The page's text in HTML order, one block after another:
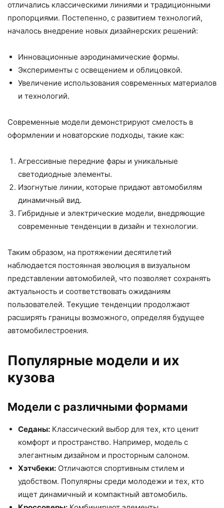
отличались классическими линиями и традиционными
пропорциями. Постепенно, с развитием технологий,
началось внедрение новых дизайнерских решений:
Инновационные аэродинамические формы.
Эксперименты с освещением и облицовкой.
Увеличение использования современных материалов
и технологий.
Современные модели демонстрируют смелость в
оформлении и новаторские подходы, такие как:
Агрессивные передние фары и уникальные
светодиодные элементы.
Изогнутые линии, которые придают автомобилям
динамичный вид.
Гибридные и электрические модели, внедряющие
современные тенденции в дизайн и технологии.
Таким образом, на протяжении десятилетий
наблюдается постоянная эволюция в визуальном
представлении автомобилей, что позволяет сохранять
актуальность и соответствовать ожиданиям
пользователей. Текущие тенденции продолжают
расширять границы возможного, определяя будущее
автомобилестроения.
Популярные модели и их
кузова
Модели с различными формами
Седаны: Классический выбор для тех, кто ценит
комфорт и пространство. Например, модель с
элегантным дизайном и просторным салоном.
Хэтчбеки: Отличаются спортивным стилем и
удобством. Популярны среди молодежи и тех, кто
ищет динамичный и компактный автомобиль.